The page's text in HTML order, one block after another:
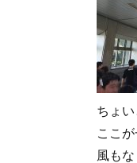
ちょ
ここ
風も